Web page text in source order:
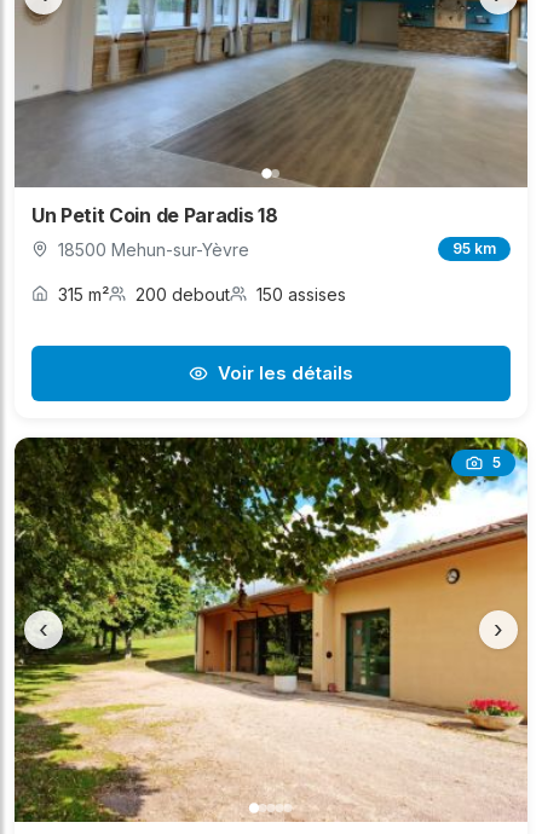
Un Petit Coin de Paradis 18
18500 Mehun-sur-Yèvre 95 km
315 m² 200 debout 150 assises
Voir les détails
5
‹ ›